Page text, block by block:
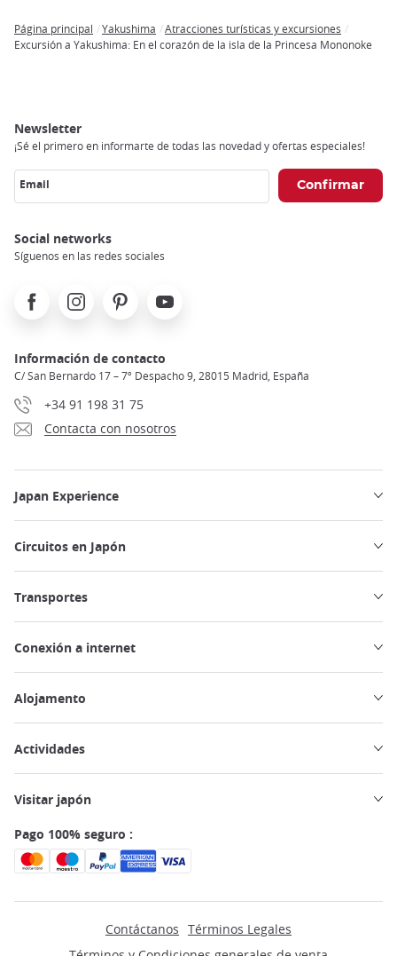
Breadcrumb
Página principal Yakushima
Atracciones turísticas y excursiones
Excursión a Yakushima: En el corazón de la isla de la Princesa Mononoke
Newsletter
¡Sé el primero en informarte de todas las novedad y ofertas especiales!
Email
Social networks
Síguenos en las redes sociales
FacebookInstagramPinterest Youtube
Información de contacto
C/ San Bernardo 17 – 7º Despacho 9, 28015 Madrid, España
+34 91 198 31 75
Contacta con nosotros
Japan Experience
Circuitos en Japón
Transportes
Conexión a internet
Alojamento
Actividades
Visitar japón
Pago 100% seguro :
Contáctanos Términos Legales